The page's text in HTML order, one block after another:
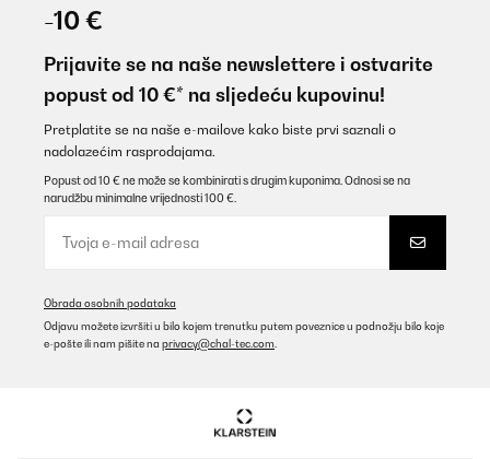
Amazon-Benutzer
POTVRĐENI PREGLED
Très bon emballage et le radiateur semble performant
Hatte meine Nachtspeicheröfen entfernt und mir drei von diesen
-10 €
Prijavite se na naše newslettere i ostvarite
popust od 10 €* na sljedeću kupovinu!
Pretplatite se na naše e-mailove kako biste prvi saznali o
nadolazećim rasprodajama.
Popust od 10 € ne može se kombinirati s drugim kuponima. Odnosi se na
narudžbu minimalne vrijednosti 100 €.
Obrada osobnih podataka
Odjavu možete izvršiti u bilo kojem trenutku putem poveznice u podnožju bilo koje
e-pošte ili nam pišite na privacy@chal-tec.com